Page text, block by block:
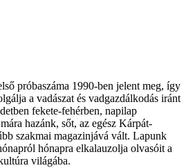
próbaszáma 1990-ben jelent meg, így
a vadászat és vadgazdálkodás iránt
fekete-fehérben, napilap
hazánk, sőt, az egész Kárpát-
szakmai magazinjává vált. Lapunk
hónapra elkalauzolja olvasóit a
világába.